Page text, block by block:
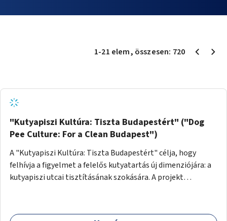
1-21 elem, összesen: 720
"Kutyapiszi Kultúra: Tiszta Budapestért" ("Dog
Pee Culture: For a Clean Budapest")
A "Kutyapiszi Kultúra: Tiszta Budapestért" célja, hogy
felhívja a figyelmet a felelős kutyatartás új dimenziójára: a
kutyapiszi utcai tisztításának szokására. A projekt
palack vízzel öblítsék le azt, ezzel hozzájárulva a tiszta,